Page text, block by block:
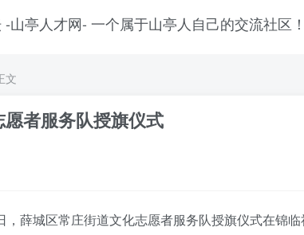
文
者服务队授旗仪式
，薛城区常庄街道文化志愿者服务队授旗仪式在锦